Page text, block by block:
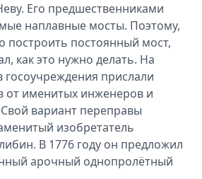
Его предшественниками
наплавные мосты. Поэтому,
построить постоянный мост,
как это нужно делать. На
прислали
от именитых инженеров и
вариант переправы
изобретатель
В 1776 году он предложил
арочный однопролётный